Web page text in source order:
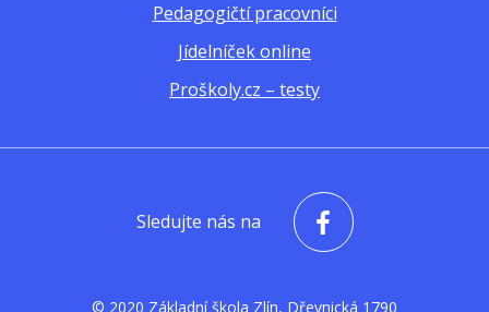
Pedagogičtí pracovníci
Jídelníček online
Proškoly.cz – testy
© 2020 Základní škola Zlín, Dřevnická 1790
Sledujte nás na